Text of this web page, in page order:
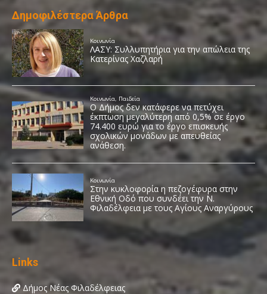
Δημοφιλέστερα Άρθρα
Links
Δήμος Νέας Φιλαδέλφειας